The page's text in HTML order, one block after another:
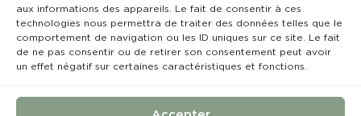
aux informations des appareils. Le fait de consentir à ces
technologies nous permettra de traiter des données telles que le
comportement de navigation ou les ID uniques sur ce site. Le fait
de ne pas consentir ou de retirer son consentement peut avoir
un effet négatif sur certaines caractéristiques et fonctions.
Rempla’Dentaire © 2023 Tous droits réservés
Conception et réalisation :